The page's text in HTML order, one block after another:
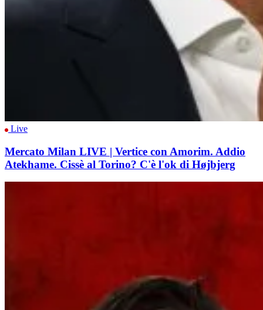
Live
Mercato Milan LIVE | Vertice con Amorim. Addio
Atekhame. Cissè al Torino? C'è l'ok di Højbjerg